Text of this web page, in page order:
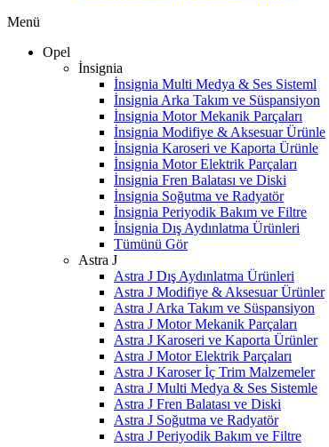
Menü
Opel
İnsignia
İnsignia Multi Medya & Ses Sisteml
İnsignia Arka Takım ve Süspansiyon
İnsignia Motor Mekanik Parçaları
İnsignia Modifiye & Aksesuar Ürünle
İnsignia Karoseri ve Kaporta Ürünle
İnsignia Motor Elektrik Parçaları
İnsignia Fren Balatası ve Diski
İnsignia Soğutma ve Radyatör
İnsignia Periyodik Bakım ve Filtre
İnsignia Dış Aydınlatma Ürünleri
Tümünü Gör
Astra J
Astra J Dış Aydınlatma Ürünleri
Astra J Modifiye & Aksesuar Ürünler
Astra J Arka Takım ve Süspansiyon
Astra J Motor Mekanik Parçaları
Astra J Karoseri ve Kaporta Ürünler
Astra J Motor Elektrik Parçaları
Astra J Karoser İç Trim Malzemeler
Astra J Multi Medya & Ses Sistemle
Astra J Fren Balatası ve Diski
Astra J Soğutma ve Radyatör
Astra J Periyodik Bakım ve Filtre